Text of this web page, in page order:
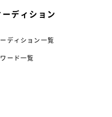
ーディション
ディション一覧
ード一覧